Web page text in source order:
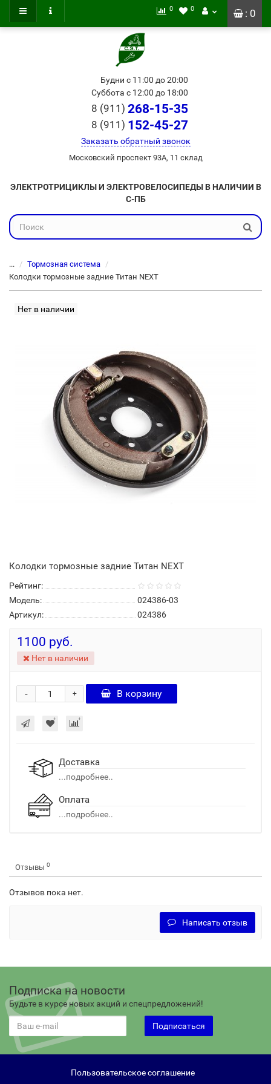
: 0
0 0
Будни с 11:00 до 20:00
Суббота с 12:00 до 18:00
8 (911) 268-15-35
8 (911) 152-45-27
Заказать обратный звонок
Московский проспект 93А, 11 склад
ЭЛЕКТРОТРИЦИКЛЫ И ЭЛЕКТРОВЕЛОСИПЕДЫ В НАЛИЧИИ В
С-ПБ
...
Тормозная система
Колодки тормозные задние Титан NEXT
Нет в наличии
Колодки тормозные задние Титан NEXT
Рейтинг:
Модель:
024386-03
Артикул:
024386
1100 руб.
Нет в наличии
+
- В корзину
Доставка
...подробнее..
Оплата
...подробнее..
Отзывы 0
Отзывов пока нет.
Написать отзыв
Подписка на новости
Будьте в курсе новых акций и спецпредложений!
Подписаться
Пользовательское соглашение